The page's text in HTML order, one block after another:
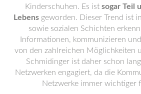
Kinderschuhen. Es ist sogar Teil
Lebensgeworden. Dieser Trend ist
sowie sozialen Schichten
Informationen, kommunizieren
von den zahlreichen Möglichkeiten
Schmidinger ist daher schon
Netzwerken engagiert, da die
Netzwerke immer wichtiger